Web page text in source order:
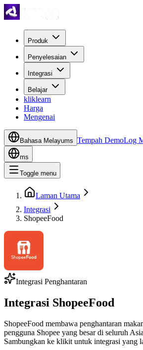
Produk
Penyelesaian
Integrasi
Belajar
kliklearn
Harga
Mengenai
Bahasa Melayums Tempah DemoLog
ms
Toggle menu
Laman Utama
Integrasi
ShopeeFood
Integrasi Penghantaran
Integrasi ShopeeFood
ShopeeFood membawa penghantaran
pengguna Shopee yang besar di seluruh
Sambungkan ke klikit untuk integrasi yang